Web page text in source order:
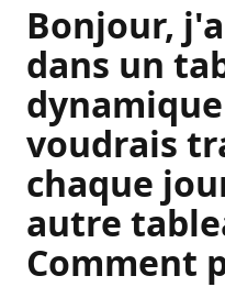
Bonjour,
dans un
voudrais
chaque
autre
Comment